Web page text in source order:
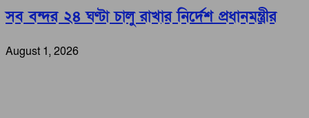
সব বন্দর ২৪ ঘণ্টা চালু রাখার নির্দেশ প্রধানমন্ত্রীর
August 1, 2026